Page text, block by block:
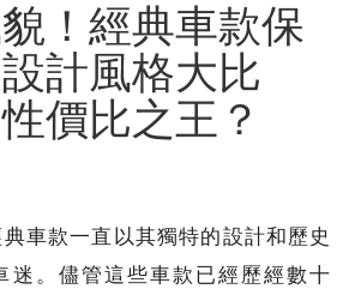
！經典車款保
計風格大比
價比之王？
車款一直以其獨特的設計和歷史
迷。儘管這些車款已經歷經數十